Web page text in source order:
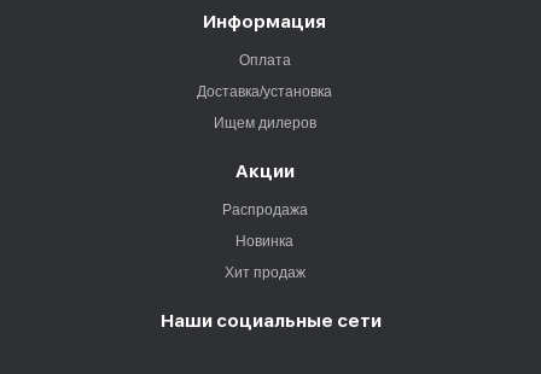
Информация
Оплата
Доставка/установка
Ищем дилеров
Акции
Распродажа
Новинка
Хит продаж
Наши социальные сети